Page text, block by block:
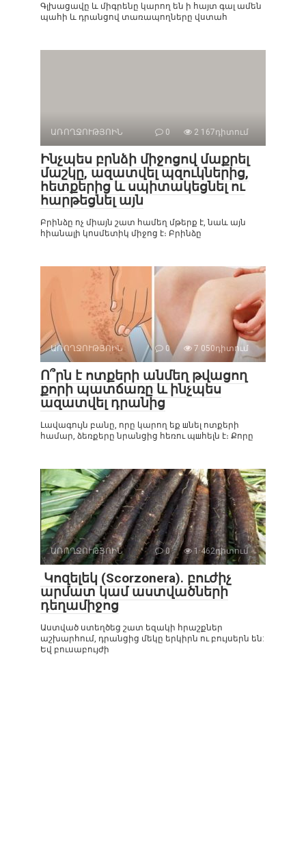
Գլխացավը և միգրենը կարող են ի հայտ գալ ամեն
պահի և դրանցով տառապողները վստահ
ԱՌՈՂՋՈՒԹՅՈԻՆ 0 2 167դիտում
Ինչպես բրնձի միջոցով մաքրել
մաշկը, ազատվել պզուկներից,
հետքերից և սպիտակեցնել ու
հարթեցնել այն
Բրինձը ոչ միայն շատ համեղ մթերք է, նաև այն
հիանալի կոսմետիկ միջոց է։ Բրինձը
ԱՌՈՂՋՈՒԹՅՈԻՆ 0 7 050դիտում
Ո՞րն է ոտքերի անմեղ թվացող
քորի պատճառը և ինչպես
ազատվել դրանից
Լավագույն բանը, որը կարող եք шնել ոտքերի
համար, ձեռքերը նրանցից հեռու պшհելն է։ Քորը
ԱՌՈՂՋՈՒԹՅՈԻՆ 0 1 462դիտում
Կոզելեկ (Scorzonera). բուժիչ
արմատ կամ աստվածների
դեղամիջոց
Աստված ստեղծեց շատ եզակի հրաշքներ
աշխարհում, դրանցից մեկը երկիրն ու բույսերն են:
Եվ բուսաբույժի